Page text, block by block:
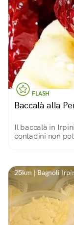
FLASH
Baccalà alla
Il baccalà in
contadini non
25km | Bagnoli